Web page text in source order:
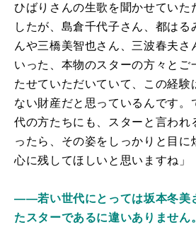
ひばりさんの生歌を聞かせていた
したが、島倉千代子さん、都はる
んや三橋美智也さん、三波春夫さ
いった、本物のスターの方々とご
たせていただいていて、この経験
ない財産だと思っているんです。
代の方たちにも、スターと言われ
ったら、その姿をしっかりと目に
心に残してほしいと思いますね」
――若い世代にとっては坂本冬美
たスターであるに違いありません。